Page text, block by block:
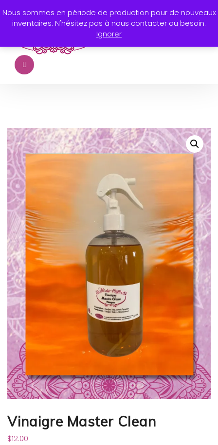
Vinaigre Master Clean
$12.00
Nous sommes en période de production pour de nouveaux
inventaires. N'hésitez pas à nous contacter au besoin.
Ignorer